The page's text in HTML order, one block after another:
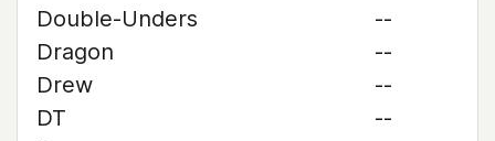
Double-Unders
--
Dragon
--
Drew
--
DT
--